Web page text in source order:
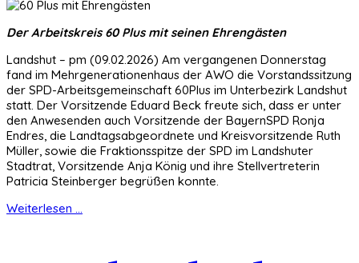
Der Arbeitskreis 60 Plus mit seinen Ehrengästen
Landshut – pm (09.02.2026) Am vergangenen Donnerstag
fand im Mehrgenerationenhaus der AWO die Vorstandssitzung
der SPD-Arbeitsgemeinschaft 60Plus im Unterbezirk Landshut
statt. Der Vorsitzende Eduard Beck freute sich, dass er unter
den Anwesenden auch Vorsitzende der BayernSPD Ronja
Endres, die Landtagsabgeordnete und Kreisvorsitzende Ruth
Müller, sowie die Fraktionsspitze der SPD im Landshuter
Stadtrat, Vorsitzende Anja König und ihre Stellvertreterin
Patricia Steinberger begrüßen konnte.
Weiterlesen ...